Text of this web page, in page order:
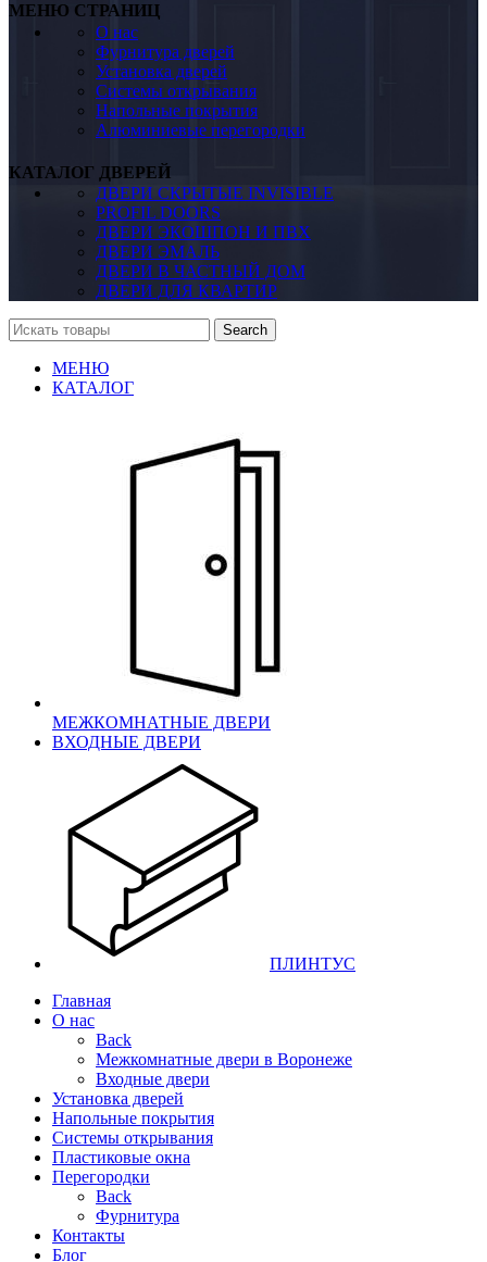
МЕНЮ СТРАНИЦ
О нас
Фурнитура дверей
Установка дверей
Системы открывания
Напольные покрытия
Алюминиевые перегородки
КАТАЛОГ ДВЕРЕЙ
ДВЕРИ СКРЫТЫЕ INVISIBLE
PROFIL DOORS
ДВЕРИ ЭКОШПОН И ПВХ
ДВЕРИ ЭМАЛЬ
ДВЕРИ В ЧАСТНЫЙ ДОМ
ДВЕРИ ДЛЯ КВАРТИР
Search
МЕНЮ
КАТАЛОГ
МЕЖКОМНАТНЫЕ ДВЕРИ
ВХОДНЫЕ ДВЕРИ
ПЛИНТУС
Главная
О нас
Back
Межкомнатные двери в Воронеже
Входные двери
Установка дверей
Напольные покрытия
Системы открывания
Пластиковые окна
Перегородки
Back
Фурнитура
Контакты
Блог